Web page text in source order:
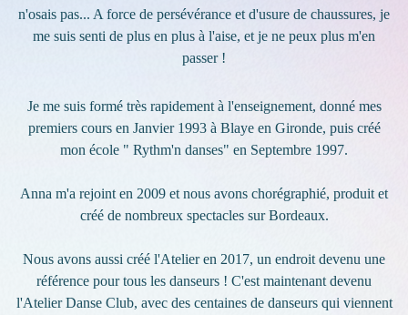
n'osais pas... A force de persévérance et d'usure de chaussures, je
me suis senti de plus en plus à l'aise, et je ne peux plus m'en
passer !
Je me suis formé très rapidement à l'enseignement, donné mes
premiers cours en Janvier 1993 à Blaye en Gironde, puis créé
mon école " Rythm'n danses" en Septembre 1997.
Anna m'a rejoint en 2009 et nous avons chorégraphié, produit et
créé de nombreux spectacles sur Bordeaux.
Nous avons aussi créé l'Atelier en 2017, un endroit devenu une
référence pour tous les danseurs ! C'est maintenant devenu
l'Atelier Danse Club, avec des centaines de danseurs qui viennent